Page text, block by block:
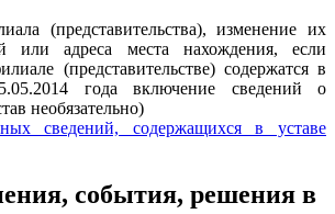
(представительства), изменение их
или адреса места нахождения, если
(представительстве) содержатся в
года включение сведений о
необязательно)
сведений, содержащихся в уставе
события, решения в